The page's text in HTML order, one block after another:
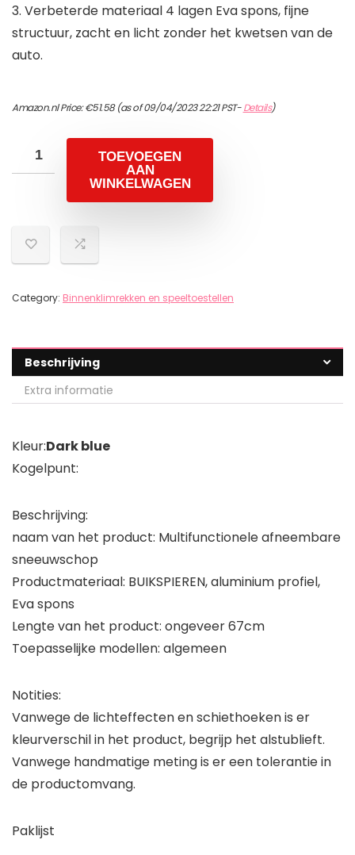
3. Verbeterde materiaal 4 lagen Eva spons, fijne
structuur, zacht en licht zonder het kwetsen van de
auto.
Amazon.nl Price:€51.58(as of 09/04/2023 22:21 PST-Details)
TOEVOEGEN
AAN
WINKELWAGEN
Category: Binnenklimrekken en speeltoestellen
Beschrijving
Extra informatie
Kleur:Dark blue
Kogelpunt:
Beschrijving:
naam van het product: Multifunctionele afneembare
sneeuwschop
Productmateriaal: BUIKSPIEREN, aluminium profiel,
Eva spons
Lengte van het product: ongeveer 67cm
Toepasselijke modellen: algemeen
Notities:
Vanwege de lichteffecten en schiethoeken is er
kleurverschil in het product, begrijp het alstublieft.
Vanwege handmatige meting is er een tolerantie in
de productomvang.
Paklijst